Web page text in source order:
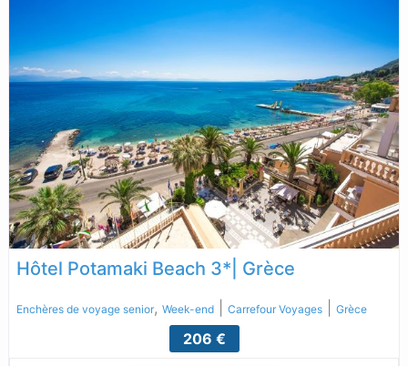
Hôtel Potamaki Beach 3*| Grèce
Enchères de voyage senior, Week-end| Carrefour Voyages| Grèce
206 €